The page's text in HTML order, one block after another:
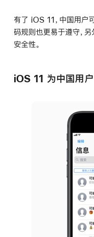
有了 iOS 11，中国用户
码规则也更易于遵守，
安全性。
iOS 11 为中国用户